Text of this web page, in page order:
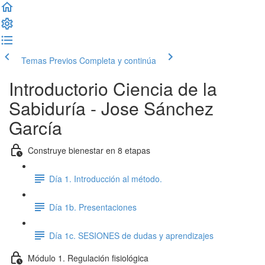
Temas Previos Completa y continúa
Introductorio Ciencia de la
Sabiduría - Jose Sánchez
García
Construye bienestar en 8 etapas
Día 1. Introducción al método.
Día 1b. Presentaciones
Día 1c. SESIONES de dudas y aprendizajes
Módulo 1. Regulación fisiológica